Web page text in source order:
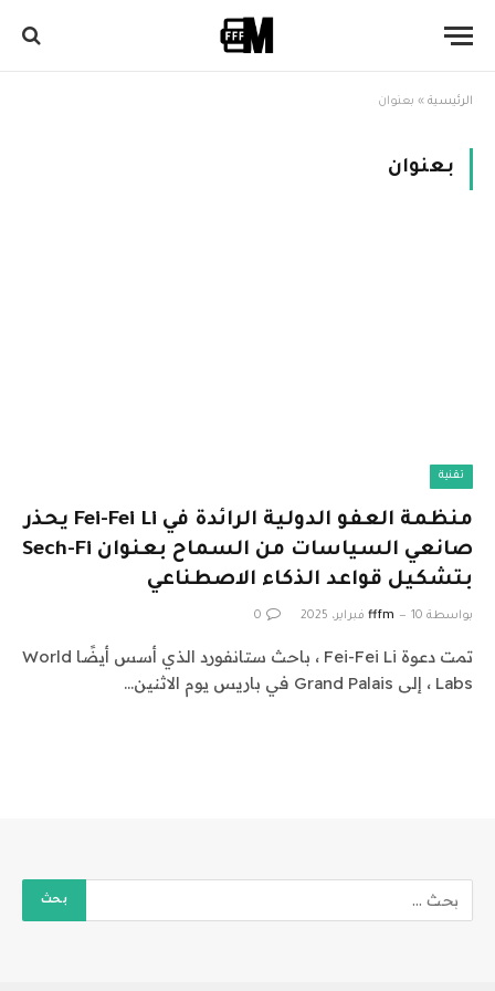
الرئيسية » بعنوان
بعنوان
تقنية
منظمة العفو الدولية الرائدة في Fei-Fei Li يحذر
صانعي السياسات من السماح بعنوان Sech-Fi
بتشكيل قواعد الذكاء الاصطناعي
بواسطة fffm 10 فبراير، 2025 0
تمت دعوة Fei-Fei Li ، باحث ستانفورد الذي أسس أيضًا World
Labs ، إلى Grand Palais في باريس يوم الاثنين…